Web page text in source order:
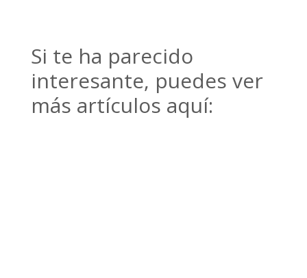
Si te ha parecido
interesante, puedes ver
más artículos aquí: